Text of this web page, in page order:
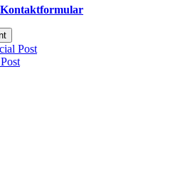
Kontaktformular
Post